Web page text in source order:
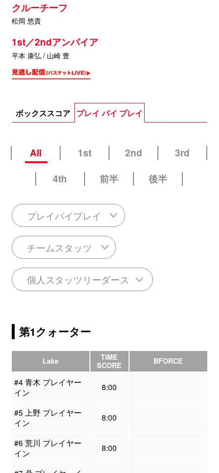
クルーチーフ
松岡 悠貴
1st／2ndアンパイア
平本 康弘 / 山崎 豊
ボックススコア プレイ バイ プレイ
All 1st 2nd
3rd
4th
前半 後半
プレイバイプレイ
チームスタッツ
個人スタッツリーダース
第1クォーター
Lake
TIME
SCORE
BFORCE
#4 青木 プレイヤー
イン
8:00
#5 上野 プレイヤー
イン
8:00
#6 荒川 プレイヤー
イン
8:00